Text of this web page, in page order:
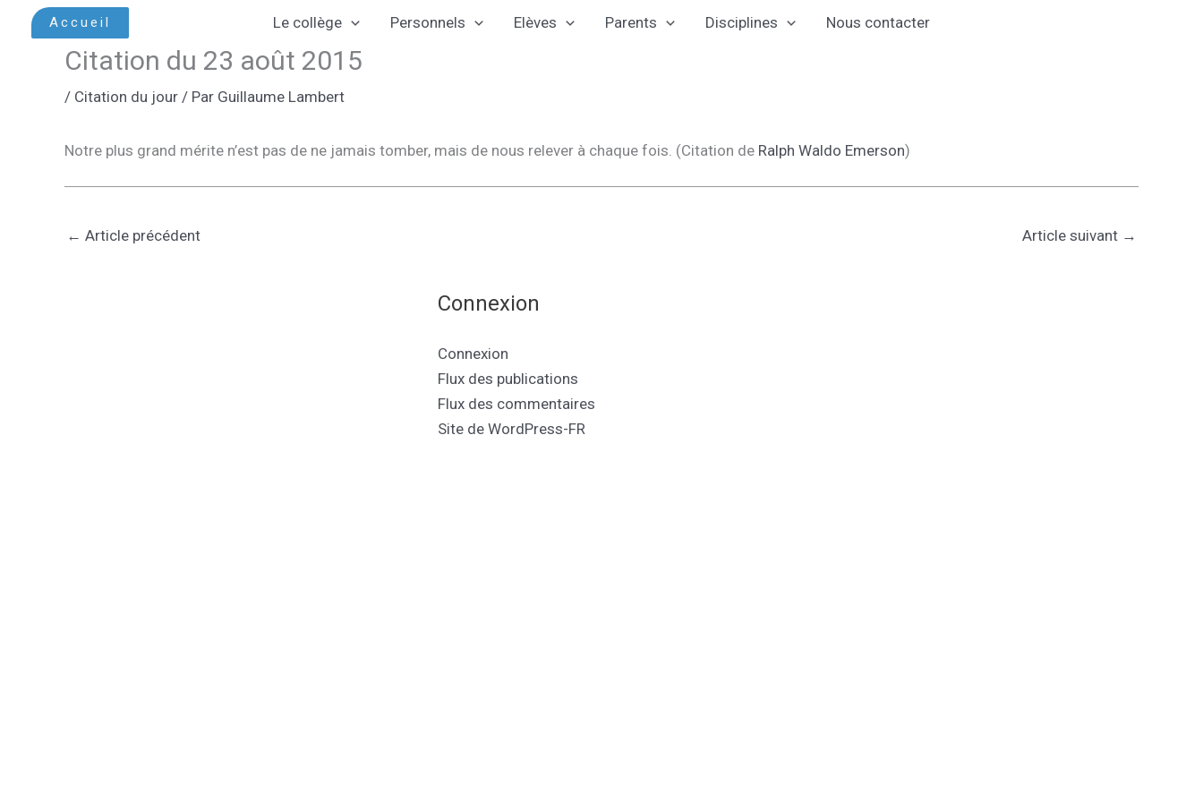
Accueil Le collège Personnels Elèves Parents Disciplines Nous contacter
Citation du 23 août 2015
/ Citation du jour / Par Guillaume Lambert
Notre plus grand mérite n’est pas de ne jamais tomber, mais de nous relever à chaque fois. (Citation de Ralph Waldo Emerson)
← Article précédent Article suivant →
Connexion
Connexion
Flux des publications
Flux des commentaires
Site de WordPress-FR